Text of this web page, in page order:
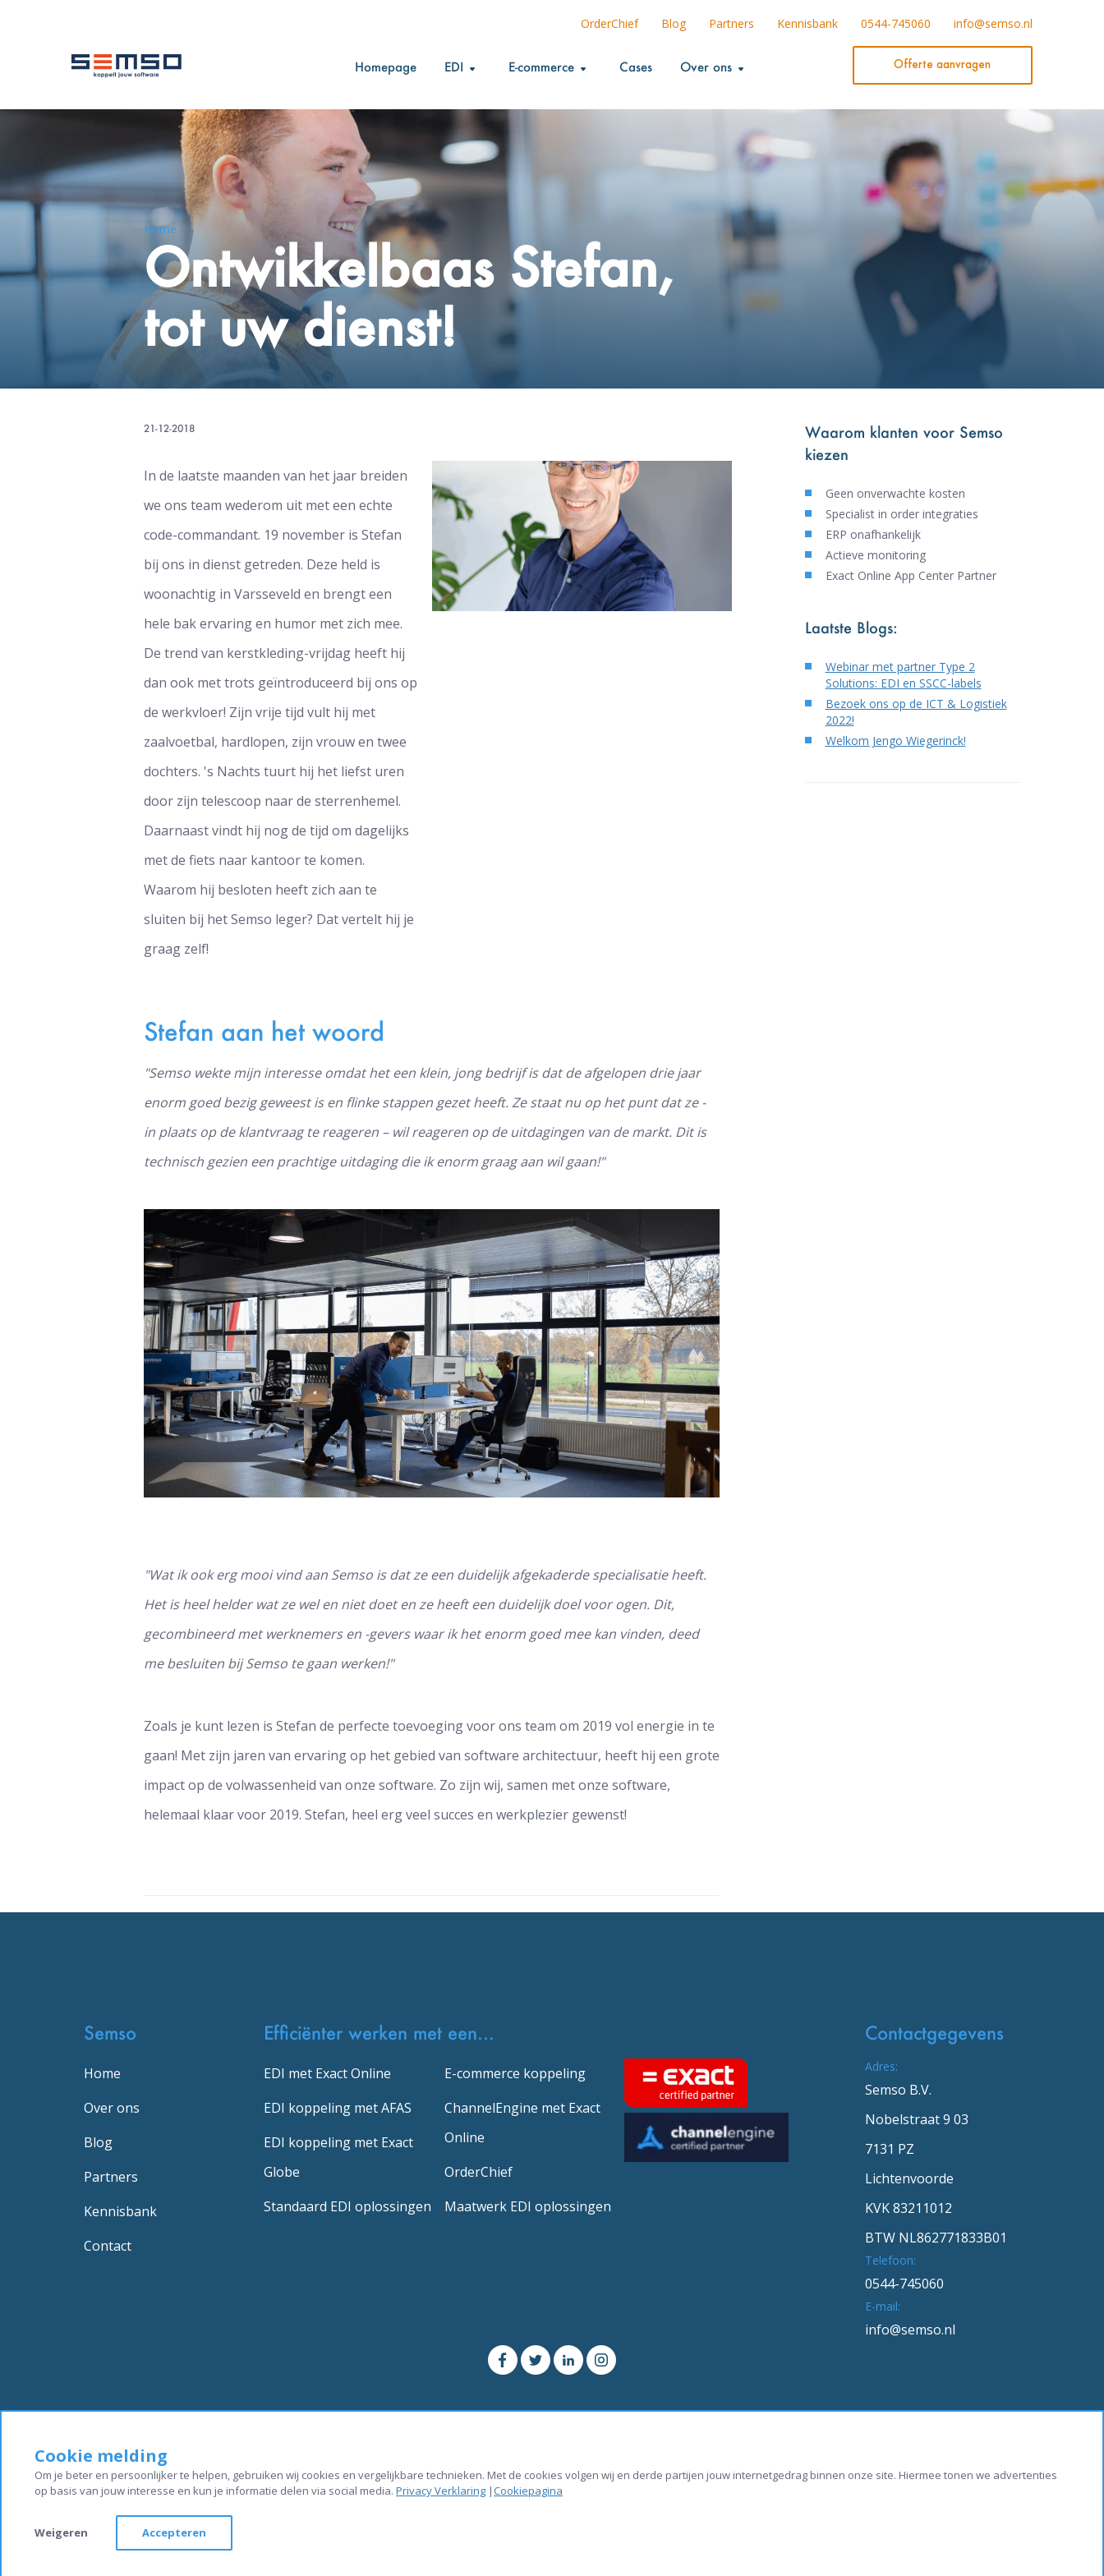
OrderChief Blog Partners Kennisbank 0544-745060 info@semso.nl
Homepage EDI E-commerce Cases Over ons Offerte aanvragen
Home /
Ontwikkelbaas Stefan,
tot uw dienst!
21-12-2018
In de laatste maanden van het jaar breiden
we ons team wederom uit met een echte
code-commandant. 19 november is Stefan
bij ons in dienst getreden. Deze held is
woonachtig in Varsseveld en brengt een
hele bak ervaring en humor met zich mee.
De trend van kerstkleding-vrijdag heeft hij
dan ook met trots geïntroduceerd bij ons op
de werkvloer! Zijn vrije tijd vult hij met
zaalvoetbal, hardlopen, zijn vrouw en twee
dochters. 's Nachts tuurt hij het liefst uren
door zijn telescoop naar de sterrenhemel.
Daarnaast vindt hij nog de tijd om dagelijks
met de fiets naar kantoor te komen.
Waarom hij besloten heeft zich aan te
sluiten bij het Semso leger? Dat vertelt hij je
graag zelf!
Stefan aan het woord
"Semso wekte mijn interesse omdat het een klein, jong bedrijf is dat de afgelopen drie jaar
enorm goed bezig geweest is en flinke stappen gezet heeft. Ze staat nu op het punt dat ze -
in plaats op de klantvraag te reageren – wil reageren op de uitdagingen van de markt. Dit is
technisch gezien een prachtige uitdaging die ik enorm graag aan wil gaan!"
"Wat ik ook erg mooi vind aan Semso is dat ze een duidelijk afgekaderde specialisatie heeft.
Het is heel helder wat ze wel en niet doet en ze heeft een duidelijk doel voor ogen. Dit,
gecombineerd met werknemers en -gevers waar ik het enorm goed mee kan vinden, deed
me besluiten bij Semso te gaan werken!"
Zoals je kunt lezen is Stefan de perfecte toevoeging voor ons team om 2019 vol energie in te
gaan! Met zijn jaren van ervaring op het gebied van software architectuur, heeft hij een grote
impact op de volwassenheid van onze software. Zo zijn wij, samen met onze software,
helemaal klaar voor 2019. Stefan, heel erg veel succes en werkplezier gewenst!
Waarom klanten voor Semso
kiezen
Geen onverwachte kosten
Specialist in order integraties
ERP onafhankelijk
Actieve monitoring
Exact Online App Center Partner
Laatste Blogs:
Webinar met partner Type 2
Solutions: EDI en SSCC-labels
Bezoek ons op de ICT & Logistiek
2022!
Welkom Jengo Wiegerinck!
Semso
Home
Over ons
Blog
Partners
Kennisbank
Contact
Efficiënter werken met een...
EDI met Exact Online
EDI koppeling met AFAS
EDI koppeling met Exact
Globe
Standaard EDI oplossingen
E-commerce koppeling
ChannelEngine met Exact
Online
OrderChief
Maatwerk EDI oplossingen
Contactgegevens
Adres:
Semso B.V.
Nobelstraat 9 03
7131 PZ
Lichtenvoorde
KVK 83211012
BTW NL862771833B01
Telefoon:
0544-745060
E-mail:
info@semso.nl
Cookie melding
Om je beter en persoonlijker te helpen, gebruiken wij cookies en vergelijkbare technieken. Met de cookies volgen wij en derde partijen jouw internetgedrag binnen onze site. Hiermee tonen we advertenties
op basis van jouw interesse en kun je informatie delen via social media. Privacy Verklaring |Cookiepagina
Weigeren Accepteren